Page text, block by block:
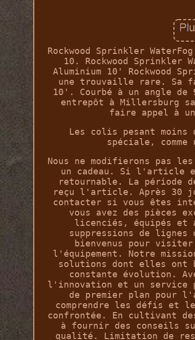
Rockwood Sprinkler
10. Rockwood Sprinkler
Aluminium 10' Rockwood
une trouvaille rare. Sa
10'. Courbé à un angle
entrepôt à Millersburg
faire appel à un
Les colis pesant
spéciale,
Nous ne modifierons pas
un cadeau. Si l'article
retournable. La période
reçu l'article. Après 30
contacter si vous êtes
vous avez des pièces
licenciés, équipés et
suppressions de
bienvenus pour
l'équipement. Notre
solutions dont elles ont
constante évolution.
l'innovation et un service
de premier plan pour
comprendre les défis et
confrontée. En cultivant
à fournir des conseils
qualité. Limitation de